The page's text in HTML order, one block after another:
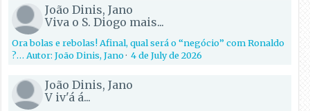
João Dinis, Jano
Viva o S. Diogo mais...
Ora bolas e rebolas! Afinal, qual será o “negócio” com Ronaldo
?… Autor: João Dinis, Jano·4 de July de 2026
João Dinis, Jano
V iv'á á...